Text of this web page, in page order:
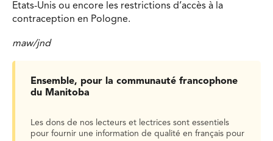
Etats-Unis ou encore les restrictions d’accès à la
contraception en Pologne.
maw/jnd
Ensemble, pour la communauté francophone
du Manitoba
Les dons de nos lecteurs et lectrices sont essentiels
pour fournir une information de qualité en français pour